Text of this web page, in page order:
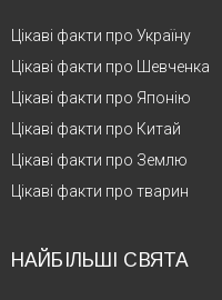
Цікаві факти про Україну
Цікаві факти про Шевченка
Цікаві факти про Японію
Цікаві факти про Китай
Цікаві факти про Землю
Цікаві факти про тварин
НАЙБІЛЬШІ СВЯТА